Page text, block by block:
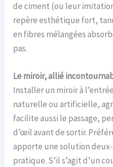
de ciment (ou leur
repère esthétique fort,
en fibres mélangées
pas.
Le miroir, allié
Installer un miroir à
naturelle ou artificielle,
facilite aussi le passage,
d’œil avant de sortir.
apporte une solution
pratique. S’il s’agit d’un